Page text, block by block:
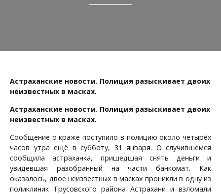
Астраханские новости. Полиция разыскивает двоих
неизвестных в масках.
Астраханские новости. Полиция разыскивает двоих
неизвестных в масках.
Сообщение о краже поступило в полицию около четырёх
часов утра ещё в субботу, 31 января. О случившемся
сообщила астраханка, пришедшая снять деньги и
увидевшая разобранный на части банкомат. Как
оказалось, двое неизвестных в масках проникли в одну из
поликлиник Трусовского района Астрахани и взломали